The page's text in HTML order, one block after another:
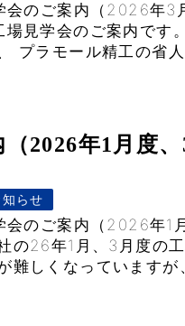
のご案内（2026年3
見学会のご案内です
プラモール精工の省
2026年1月度
らせ
のご案内（2026年1
の26年1月、3月度の
難しくなっています